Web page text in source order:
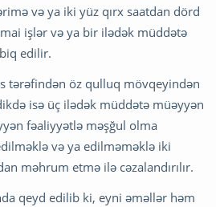
və ya iki yüz qırx saatdan dörd
işlər və ya bir ilədək müddətə
edilir.
tərəfindən öz qulluq mövqeyindən
isə üç ilədək müddətə müəyyən
fəaliyyətlə məşğul olma
və ya edilməməklə iki
məhrum etmə ilə cəzalandırılır.
qeyd edilib ki, eyni əməllər həm